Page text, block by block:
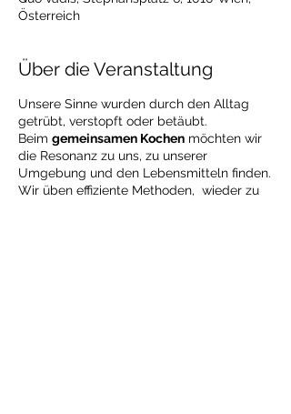
Österreich
Über die Veranstaltung
Unsere Sinne wurden durch den Alltag
getrübt, verstopft oder betäubt.
Beim gemeinsamen Kochen möchten wir
die Resonanz zu uns, zu unserer
Umgebung und den Lebensmitteln finden.
​Wir üben effiziente Methoden, wieder zu